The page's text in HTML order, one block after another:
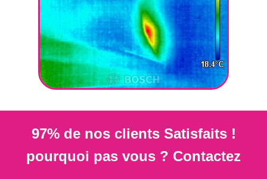
97% de nos clients Satisfaits !
pourquoi pas vous ? Contactez